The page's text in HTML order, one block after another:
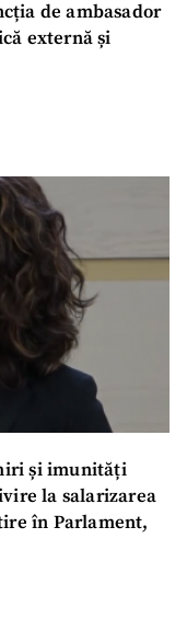
de ambasador
externă și
și imunități
la salarizarea
în Parlament,